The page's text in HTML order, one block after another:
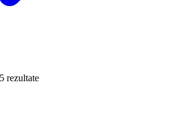
rezultate